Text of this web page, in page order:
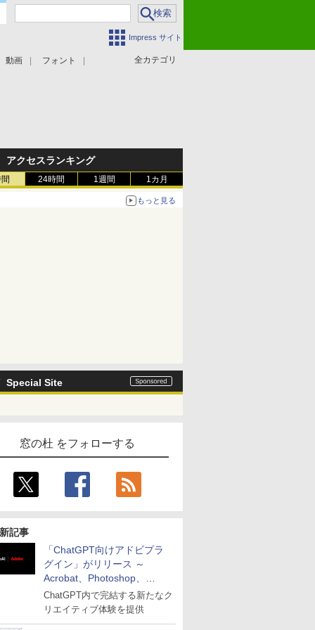
Impress サイト
全カテゴリ
動画 フォント
アクセスランキング
24時間 1週間 1カ月
もっと見る
Special Site
窓の杜 をフォローする
記事
「ChatGPT向けアドビプラ
グイン」がリリース ～
Acrobat、Photoshop、
Premiereなどの機能を1つの
プラグインに統合
ChatGPT内で完結する新たなク
リエイティブ体験を提供